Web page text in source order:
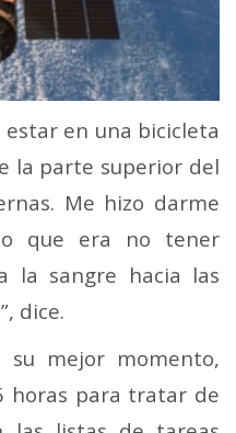
estar en una bicicleta
la parte superior del
Me hizo darme
que era no tener
la sangre hacia las
dice.
mejor momento,
horas para tratar de